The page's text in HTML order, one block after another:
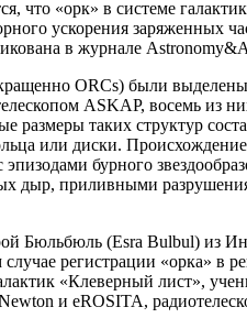
что «орк» в системе
ускорения заряженных
в журнале
ORCs) были
ASKAP, восемь из
размеры таких структур
или диски.
бурного
дыр, приливными
Бюльбюль (Esra Bulbul) из
регистрации «орка» в
«Клеверный лист»,
и eROSITA,